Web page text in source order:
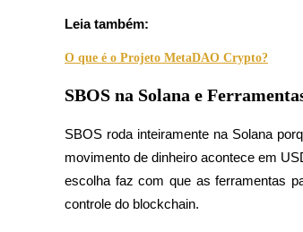
Estratégias de negociação
Leia também:
O que é o Projeto MetaDAO Crypto?
SBOS na Solana e
SBOS roda inteiramente na Solana
movimento de dinheiro acontece em
escolha faz com que as ferramentas
controle do blockchain.